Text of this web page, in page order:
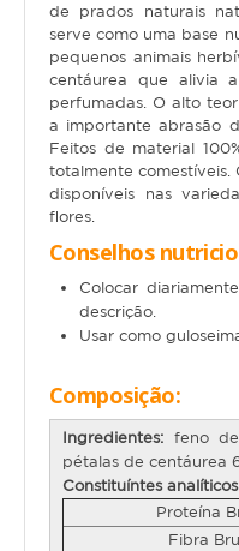
Gato
Adulto
Sénior
Pequenos mamíferos
Coelho
Porquinho da Índia
Furão
Gerbo
Degu
Hamster
de prados naturais
serve como uma base
pequenos animais
centáurea que alivia
perfumadas. O alto
a importante abrasão
Feitos de material
totalmente comestíveis.
disponíveis nas
flores.
Conselhos
Colocar
descrição.
Usar como
Composição:
Ingredientes: feno
pétalas de centáurea
Constituíntes
Proteína
Fibra